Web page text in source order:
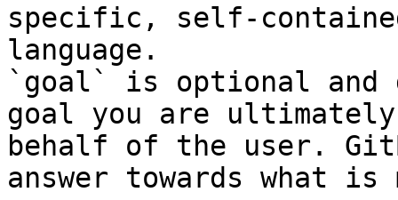
specific, self-
language.
`goal` is optional and
goal you are
behalf of the user.
answer towards what